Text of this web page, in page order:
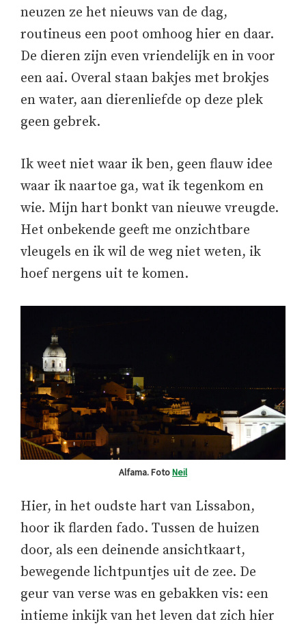
neuzen ze het nieuws van de dag,
routineus een poot omhoog hier en daar.
De dieren zijn even vriendelijk en in voor
een aai. Overal staan bakjes met brokjes
en water, aan dierenliefde op deze plek
geen gebrek.
Ik weet niet waar ik ben, geen flauw idee
waar ik naartoe ga, wat ik tegenkom en
wie. Mijn hart bonkt van nieuwe vreugde.
Het onbekende geeft me onzichtbare
vleugels en ik wil de weg niet weten, ik
hoef nergens uit te komen.
Alfama. FotoNeil
Hier, in het oudste hart van Lissabon,
hoor ik flarden fado. Tussen de huizen
door, als een deinende ansichtkaart,
bewegende lichtpuntjes uit de zee. De
geur van verse was en gebakken vis: een
intieme inkijk van het leven dat zich hier